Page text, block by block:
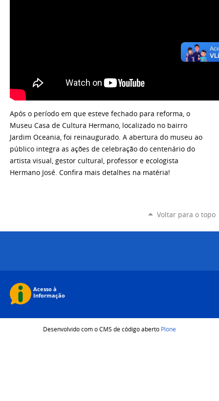
Após o período em que esteve fechado para reforma, o
Museu Casa de Cultura Hermano, localizado no bairro
Jardim Oceania, foi reinaugurado. A abertura do museu ao
público integra as ações de celebração do centenário do
artista visual, gestor cultural, professor e ecologista
Hermano José. Confira mais detalhes na matéria!
Voltar para o topo
Desenvolvido com o CMS de código aberto Plone